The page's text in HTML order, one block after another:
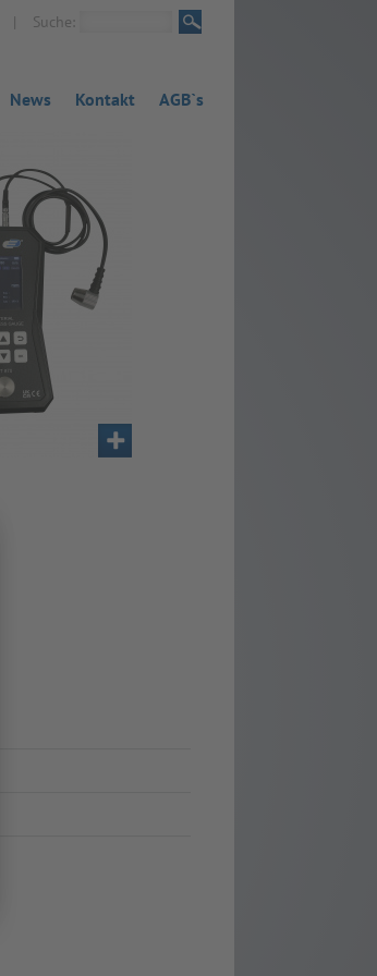
| Suche:
News Kontakt AGB`s